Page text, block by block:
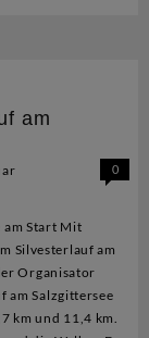
am
0
am Start Mit
Silvesterlauf am
Organisator
am Salzgittersee
km und 11,4 km.